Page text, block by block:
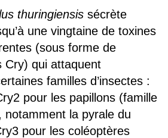
thuringiensissécrète
une vingtaine de toxines
(sous forme de
Cry) qui attaquent
familles d’insectes :
pour les papillons (famille
notamment la pyrale du
pour les coléoptères